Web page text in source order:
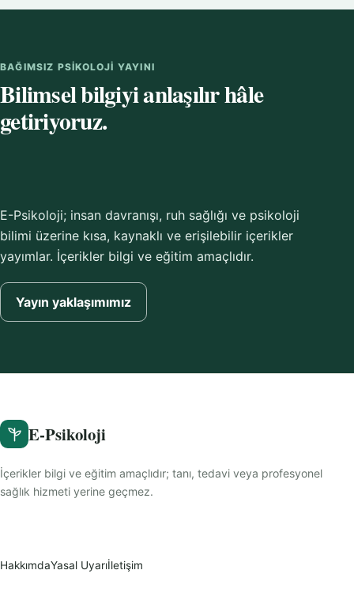
BAĞIMSIZ PSIKOLOJI YAYINI
Bilimsel bilgiyi anlaşılır hâle
getiriyoruz.
E-Psikoloji; insan davranışı, ruh sağlığı ve psikoloji
bilimi üzerine kısa, kaynaklı ve erişilebilir içerikler
yayımlar. İçerikler bilgi ve eğitim amaçlıdır.
Yayın yaklaşımımız
E-Psikoloji
İçerikler bilgi ve eğitim amaçlıdır; tanı, tedavi veya profesyonel
sağlık hizmeti yerine geçmez.
HakkımdaYasal Uyarıİletişim